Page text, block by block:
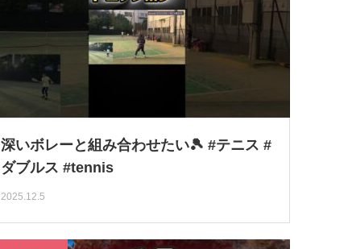
深いボレーと組み合わせたい🎾 #テニス #
ダブルス #tennis
2025.12.5